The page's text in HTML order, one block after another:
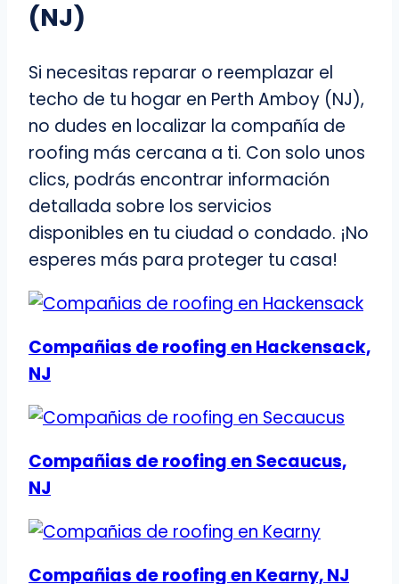
(NJ)
Si necesitas reparar o reemplazar el
techo de tu hogar en Perth Amboy (NJ),
no dudes en localizar la compañía de
roofing más cercana a ti. Con solo unos
clics, podrás encontrar información
detallada sobre los servicios
disponibles en tu ciudad o condado. ¡No
esperes más para proteger tu casa!
Compañias de roofing en Hackensack,
NJ
Compañias de roofing en Secaucus,
NJ
Compañias de roofing en Kearny, NJ